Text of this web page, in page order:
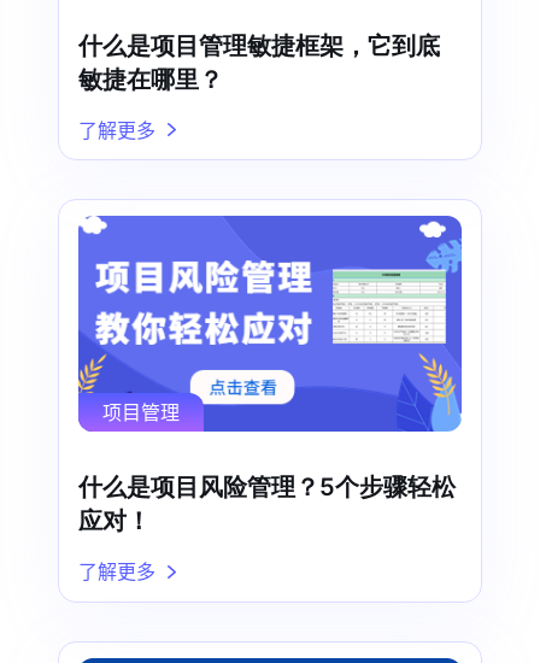
什么是项目管理敏捷框架，它到底
敏捷在哪里？
了解更多
项目管理
什么是项目风险管理？5个步骤轻松
应对！
了解更多